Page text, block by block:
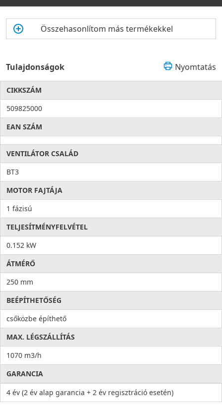
Összehasonlítom más termékekkel
Tulajdonságok Nyomtatás
CIKKSZÁM
509825000
EAN SZÁM
VENTILÁTOR CSALÁD
BT3
MOTOR FAJTÁJA
1 fázisú
TELJESÍTMÉNYFELVÉTEL
0.152 kW
ÁTMÉRŐ
250 mm
BEÉPÍTHETŐSÉG
csőközbe építhető
MAX. LÉGSZÁLLÍTÁS
1070 m3/h
GARANCIA
4 év (2 év alap garancia + 2 év regisztráció esetén)